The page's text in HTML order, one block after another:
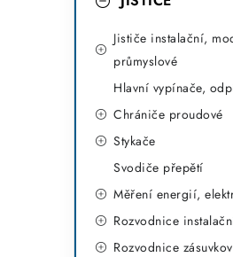
Jističe instalační,
průmyslové
Hlavní vypínače,
Chrániče proudové
Stykače
Svodiče přepětí
Měření energií,
Rozvodnice
Rozvodnice